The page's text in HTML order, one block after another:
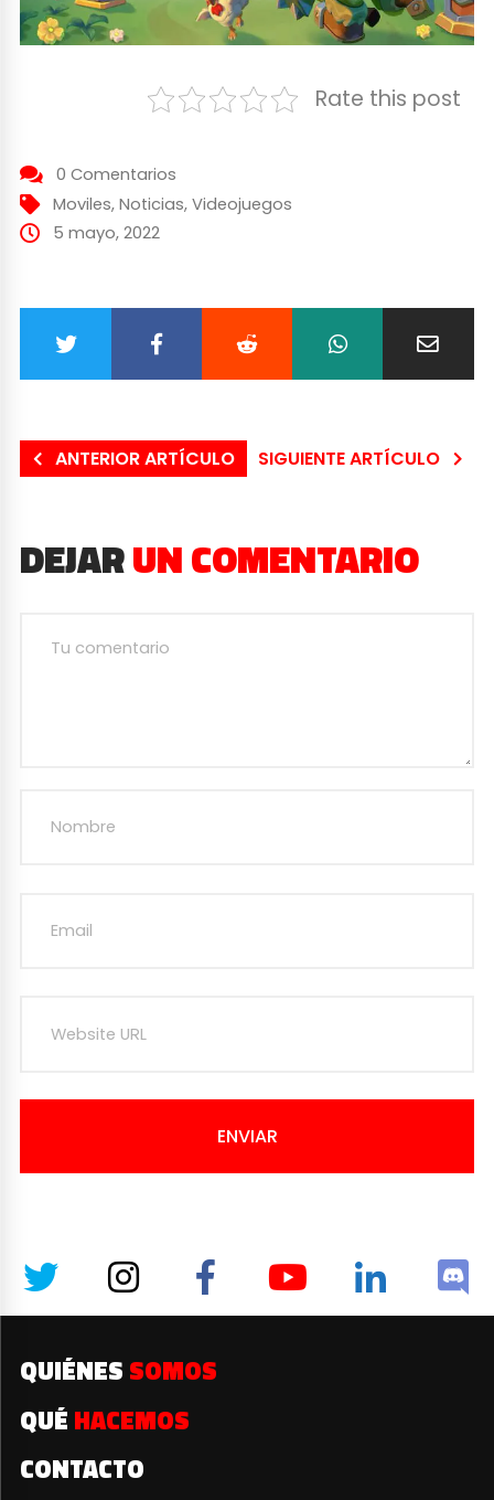
Rate this post
0 Comentarios
Moviles, Noticias, Videojuegos
5 mayo, 2022
ANTERIOR ARTÍCULO SIGUIENTE ARTÍCULO
DEJARUN COMENTARIO
ENVIAR
QUIÉNES SOMOS
QUÉ HACEMOS
CONTACTO